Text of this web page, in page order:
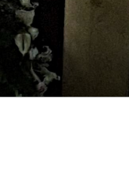
Saltar
contenido